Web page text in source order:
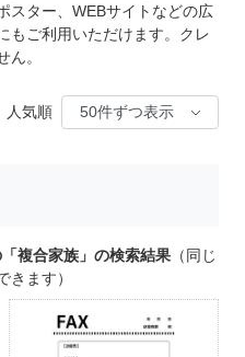
スター、WEBサイトなどの広
もご利用いただけます。クレ
ん。
人気順
複合家族」の検索結果 （同じ
きます）